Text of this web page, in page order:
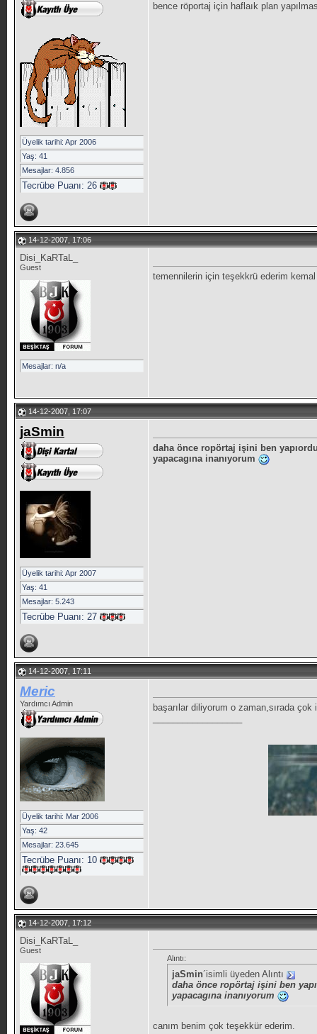
Üyelik tarihi: Apr 2006
Yaş: 41
Mesajlar: 4.856
Tecrübe Puanı: 26
bence röportaj için haflaık plan
14-12-2007, 17:06
Disi_KaRTaL_
Guest
Mesajlar: n/a
temennilerin için teşekkrü ederim
14-12-2007, 17:07
jaSmin
Üyelik tarihi: Apr 2007
Yaş: 41
Mesajlar: 5.243
Tecrübe Puanı: 27
daha önce ropörtaj işini ben
yapacagına inanıyorum
14-12-2007, 17:11
Meric
Yardımcı Admin
Üyelik tarihi: Mar 2006
Yaş: 42
Mesajlar: 23.645
Tecrübe Puanı: 10
başarılar diliyorum o zaman,sırada
14-12-2007, 17:12
Disi_KaRTaL_
Guest
Alıntı:
jaSmin´isimli üyeden Alıntı
daha önce ropörtaj işini ben
yapacagına inanıyorum
canım benim çok teşekkür ederim.